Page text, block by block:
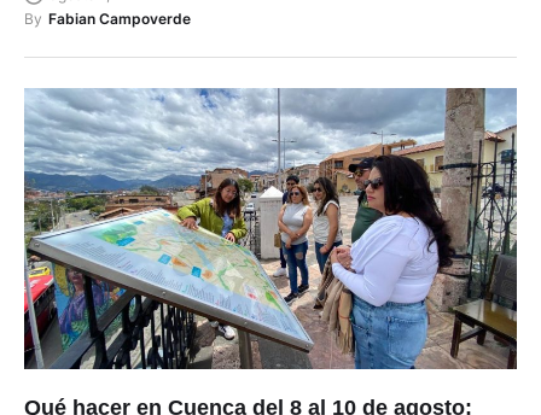
By Fabian Campoverde
Qué hacer en Cuenca del 8 al 10 de agosto: